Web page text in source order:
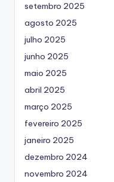
setembro 2025
agosto 2025
julho 2025
junho 2025
maio 2025
abril 2025
março 2025
fevereiro 2025
janeiro 2025
dezembro 2024
novembro 2024